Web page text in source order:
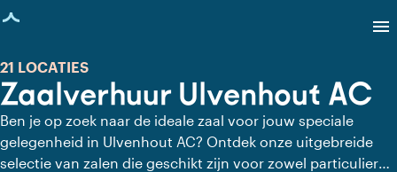
geladen
menu
Zaalverhuur Ulvenhout AC
21 LOCATIES
Ben je op zoek naar de ideale zaal voor jouw speciale
gelegenheid in Ulvenhout AC? Ontdek onze uitgebreide
selectie van zalen die geschikt zijn voor zowel particuliere